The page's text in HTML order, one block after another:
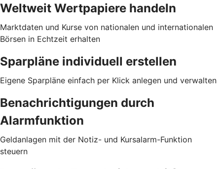
Weltweit Wertpapiere handeln
Marktdaten und Kurse von nationalen und internationalen
Börsen in Echtzeit erhalten
Sparpläne individuell erstellen
Eigene Sparpläne einfach per Klick anlegen und verwalten
Benachrichtigungen durch
Alarmfunktion
Geldanlagen mit der Notiz- und Kursalarm-Funktion
steuern